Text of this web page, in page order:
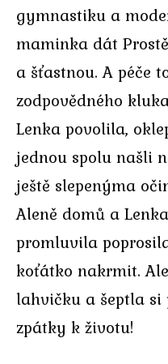
gymnastiku a
maminka dát
a šťastnou. A péče
zodpovědného
Lenka povolila,
jednou spolu našli
ještě slepenýma
Aleně domů a
promluvila
koťátko nakrmit.
lahvičku a šeptla si
zpátky k životu!